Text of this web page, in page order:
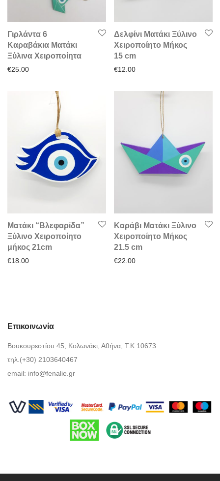
Γιρλάντα 6
Καραβάκια Ματάκι
Ξύλινα Χειροποίητα
€25.00
Δελφίνι Ματάκι Ξύλινο
Χειροποίητο Μήκος
15 cm
€12.00
Ματάκι “Βλεφαρίδα”
Ξύλινο Χειροποίητο
μήκος 21cm
€18.00
Καράβι Ματάκι Ξύλινο
Χειροποίητο Μήκος
21.5 cm
€22.00
Επικοινωνία
Βουκουρεστίου 45, Κολωνάκι, Αθήνα, Τ.Κ 10673
τηλ.(+30) 2103640467
email: info@fenalie.gr